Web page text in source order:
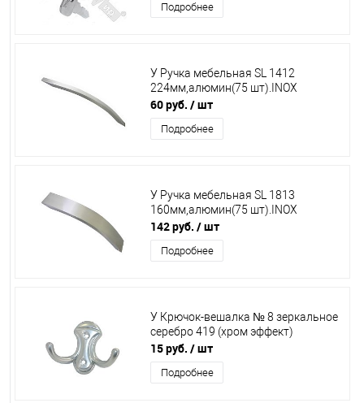
Подробнее
У Ручка мебельная SL 1412
224мм,алюмин(75 шт).INOX
60 руб. / шт
Подробнее
У Ручка мебельная SL 1813
160мм,алюмин(75 шт).INOX
142 руб. / шт
Подробнее
У Крючок-вешалка № 8 зеркальное
серебро 419 (хром эффект)
15 руб. / шт
Подробнее